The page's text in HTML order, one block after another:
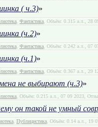
( ч.3)»
, Фантастика, Объём: 0.315 а.л., 28
(ч.2)»
, Фантастика, Объём: 0.242 а.л., 07
(ч.1)»
, Фантастика, Объём: 0.367 а.л., 29
не выбирают (ч.3)»
, Объём: 0.215 а.л., 07 09 2023,
он такой не умный
, Публицистика, Объём: 0.14 а.л., 19